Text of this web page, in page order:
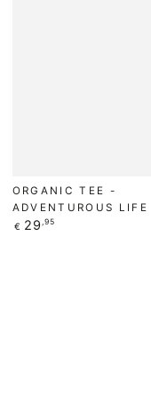
ORGANIC TEE -
ADVENTUROUS LIFE
Regulärer
€ 29 ,95